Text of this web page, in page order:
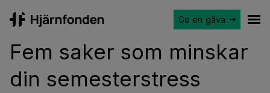
Ge en gåva
Fem saker som minskar
din semesterstress